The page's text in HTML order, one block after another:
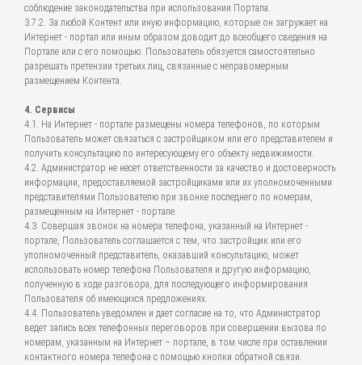
соблюдение законодательства при использовании Портала.
3.7.2. За любой Контент или иную информацию, которые он загружает на
Интернет - портал или иным образом доводит до всеобщего сведения на
Портале или с его помощью. Пользователь обязуется самостоятельно
разрешать претензии третьих лиц, связанные с неправомерным
размещением Контента.
4. Сервисы
4.1. На Интернет - портале размещены номера телефонов, по которым
Пользователь может связаться с застройщиком или его представителем и
получить консультацию по интересующему его объекту недвижимости.
4.2. Администратор не несет ответственности за качество и достоверность
информации, предоставляемой застройщиками или их уполномоченными
представителями Пользователю при звонке последнего по номерам,
размещенным на Интернет - портале.
4.3. Совершая звонок на номера телефона, указанный на Интернет -
портале, Пользователь соглашается с тем, что застройщик или его
уполномоченный представитель, оказавший консультацию, может
использовать номер телефона Пользователя и другую информацию,
полученную в ходе разговора, для последующего информирования
Пользователя об имеющихся предложениях.
4.4. Пользователь уведомлен и дает согласие на то, что Администратор
ведет запись всех телефонных переговоров при совершении вызова по
номерам, указанным на Интернет – портале, в том числе при оставлении
контактного номера телефона с помощью кнопки обратной связи.